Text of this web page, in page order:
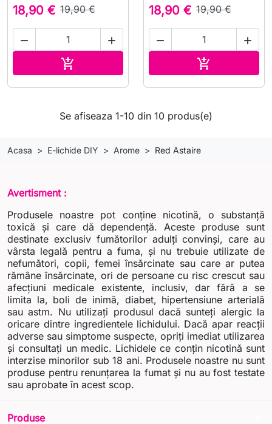
18,90 € 19,90 €
 

18,90 € 19,90 €
 

Se afiseaza 1-10 din 10 produs(e)
Acasa E-lichide DIY Arome Red Astaire
Avertisment :
Produsele noastre pot conține nicotină, o substanță
toxică și care dă dependență. Aceste produse sunt
destinate exclusiv fumătorilor adulți convinși, care au
vârsta legală pentru a fuma, și nu trebuie utilizate de
nefumători, copii, femei însărcinate sau care ar putea
rămâne însărcinate, ori de persoane cu risc crescut sau
afecțiuni medicale existente, inclusiv, dar fără a se
limita la, boli de inimă, diabet, hipertensiune arterială
sau astm. Nu utilizați produsul dacă sunteți alergic la
oricare dintre ingredientele lichidului. Dacă apar reacții
adverse sau simptome suspecte, opriți imediat utilizarea
și consultați un medic. Lichidele ce conțin nicotină sunt
interzise minorilor sub 18 ani. Produsele noastre nu sunt
produse pentru renunțarea la fumat și nu au fost testate
sau aprobate în acest scop.
Produse